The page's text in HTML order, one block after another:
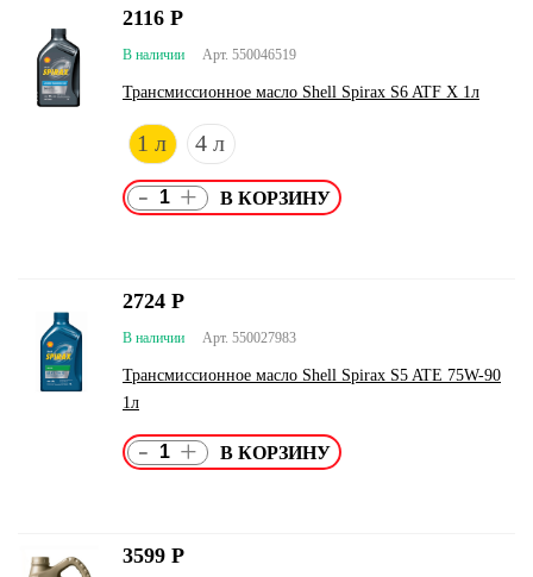
Арт. 550046519
В наличии
Трансмиссионное масло Shell Spirax S6 ATF X 1л
1 л 4 л
2116 Р
- +
Арт. 550027983
В наличии
Трансмиссионное масло Shell Spirax S5 ATE 75W-90
1л
2724 Р
- +
3599 Р